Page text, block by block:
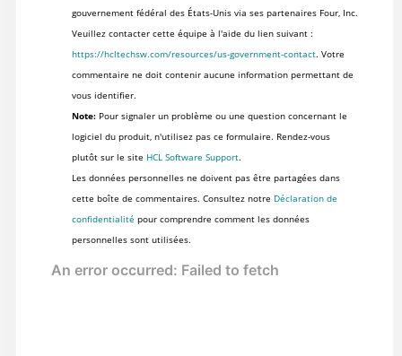
gouvernement fédéral des États-Unis via ses partenaires Four, Inc.
Veuillez contacter cette équipe à l'aide du lien suivant :
https://hcltechsw.com/resources/us-government-contact. Votre
commentaire ne doit contenir aucune information permettant de
vous identifier.
Note:Pour signaler un problème ou une question concernant le
logiciel du produit, n'utilisez pas ce formulaire. Rendez-vous
plutôt sur le site HCL Software Support.
Les données personnelles ne doivent pas être partagées dans
cette boîte de commentaires. Consultez notre Déclaration de
confidentialité pour comprendre comment les données
personnelles sont utilisées.